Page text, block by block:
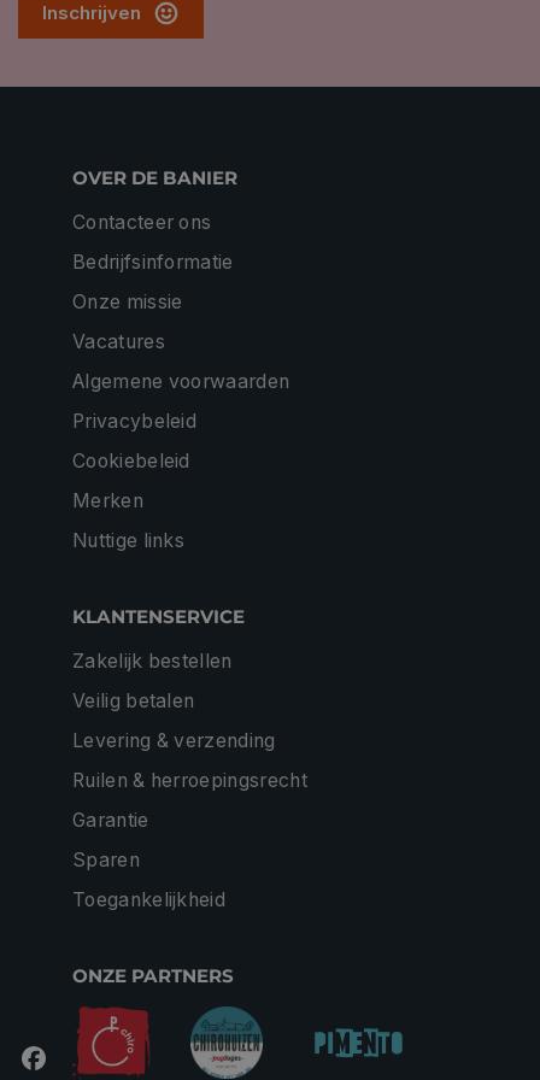
Inschrijven
OVER DE BANIER
Contacteer ons
Bedrijfsinformatie
Onze missie
Vacatures
Algemene voorwaarden
Privacybeleid
Cookiebeleid
Merken
Nuttige links
KLANTENSERVICE
Zakelijk bestellen
Veilig betalen
Levering & verzending
Ruilen & herroepingsrecht
Garantie
Sparen
Toegankelijkheid
ONZE PARTNERS